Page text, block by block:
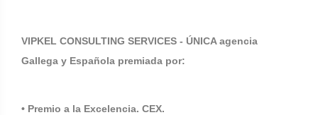
VIPKEL CONSULTING SERVICES - ÚNICA agencia
Gallega y Española premiada por:
• Premio a la Excelencia. CEX.